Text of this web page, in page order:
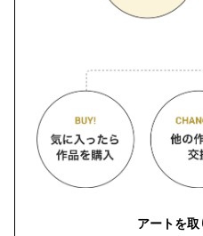
アートを取